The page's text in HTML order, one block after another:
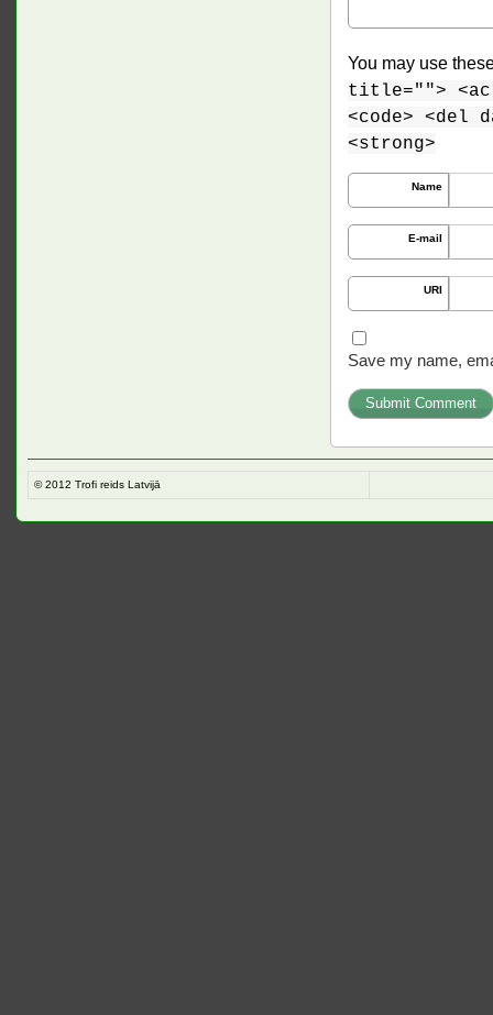
You may use
title="">
<code> <del
<strong>
Name
E-mail
URI
Save my name,
© 2012 Trofi reids Latvijā